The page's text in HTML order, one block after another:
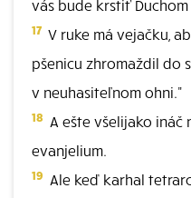
vás bude krstiť
17 V ruke má vejačku,
pšenicu zhromaždil do
v neuhasiteľnom ohni."
18 A ešte všelijako ináč
evanjelium.
19 Ale keď karhal